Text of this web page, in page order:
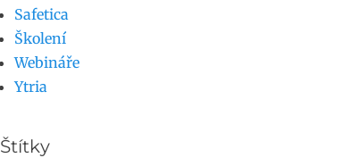
Safetica
Školení
Webináře
Ytria
Štítky